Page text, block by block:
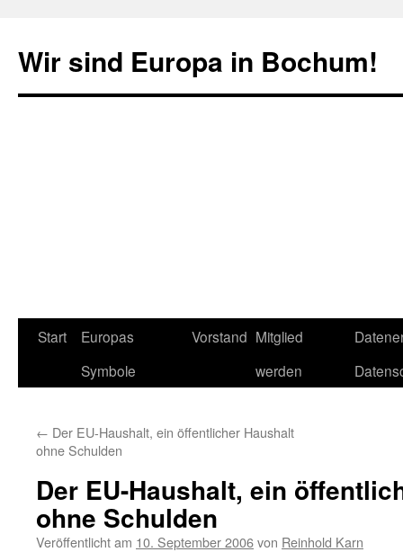
springen
Wir sind Europa in Bochum!
Start
Europas
Symbole
Vorstand Mitglied
werden
← Der EU-Haushalt, ein öffentlicher Haushalt
ohne Schulden
Der EU-Haushalt, ein
ohne Schulden
Veröffentlicht am 10. September 2006von Reinhold Karn